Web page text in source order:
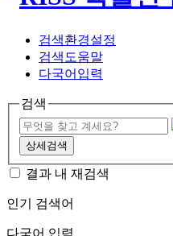
검색환경설정
검색도움말
다국어입력
검색
상세검색
결과 내 재검색
인기 검색어